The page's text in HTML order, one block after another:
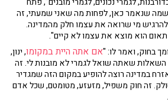
שמה שנאמר כאן, לפחות מה שאני שמעתי, זה
מי שרואה את עצמו חלק מהמדינה.
הוא מוצא את עצמו לא קיים".
בחוק, ואמר לו: "אם אתה היית במקומו, ינון,
השאלות שאתה שואל לגמרי לא מובנות לי. זה
במדינה רוצה להופיע במקום הזה שמגדיר
זה חוק משפיל, מזעזע, מטומטם, שכל אדם